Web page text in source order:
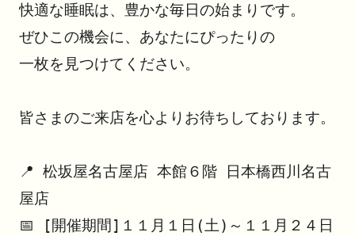
快適な睡眠は、豊かな毎日の始まりです。
ぜひこの機会に、あなたにぴったりの
一枚を見つけてください。
皆さまのご来店を心よりお待ちしております。
📍 松坂屋名古屋店 本館６階 日本橋西川名古
屋店
📅 [開催期間]１１月１日(土)～１１月２４日